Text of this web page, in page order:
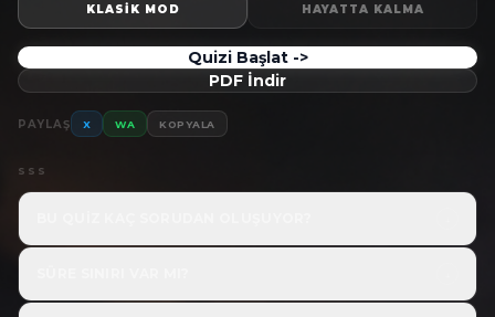
KLASIK MOD HAYATTA KALMA
Quizi Başlat ->
PDF İndir
PAYLAŞ X WA KOPYALA
SSS